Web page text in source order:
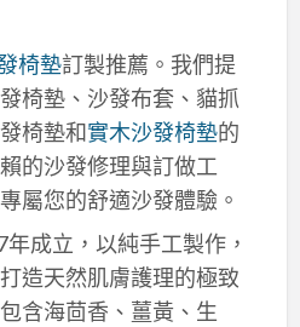
椅墊訂製推薦。我們提
椅墊、沙發布套、貓抓
椅墊和實木沙發椅墊的
的沙發修理與訂做工
屬您的舒適沙發體驗。
年成立，以純手工製作，
造天然肌膚護理的極致
含海茴香、薑黃、生